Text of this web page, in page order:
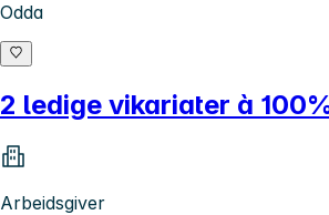
Odda
2 ledige vikariater à
Arbeidsgiver